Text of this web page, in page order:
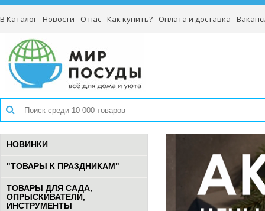
В Каталог Новости О нас Как купить? Оплата и доставка
НОВИНКИ
"ТОВАРЫ К ПРАЗДНИКАМ"
ТОВАРЫ ДЛЯ САДА,
ОПРЫСКИВАТЕЛИ,
ИНСТРУМЕНТЫ